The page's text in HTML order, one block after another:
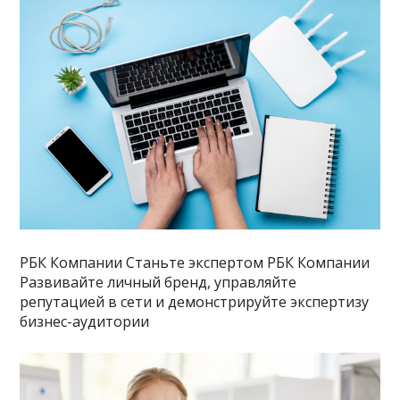
РБК Компании Станьте экспертом РБК Компании
Развивайте личный бренд, управляйте
репутацией в сети и демонстрируйте экспертизу
бизнес-аудитории